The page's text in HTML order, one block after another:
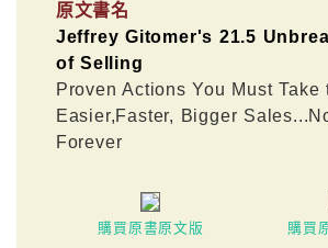
原文書名
Jeffrey Gitomer's 21.5
of Selling
Proven Actions You Must Take
Easier,Faster, Bigger
Forever
購買原書原文版 購買